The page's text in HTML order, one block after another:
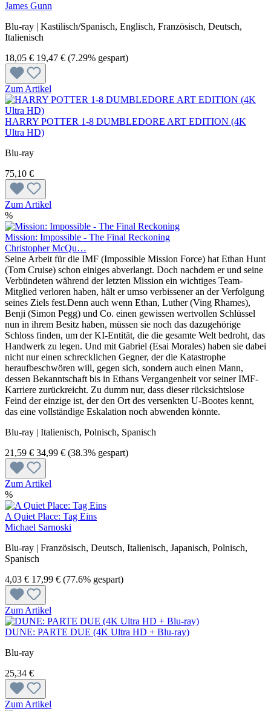
James Gunn
Blu-ray | Kastilisch/Spanisch, Englisch, Französisch, Deutsch,
Italienisch
18,05 € 19,47 € (7.29% gespart)
Zum Artikel
HARRY POTTER 1-8 DUMBLEDORE ART EDITION (4K
Ultra HD)
Blu-ray
75,10 €
Zum Artikel
%
Mission: Impossible - The Final Reckoning
Christopher McQu…
Seine Arbeit für die IMF (Impossible Mission Force) hat Ethan Hunt
(Tom Cruise) schon einiges abverlangt. Doch nachdem er und seine
Verbündeten während der letzten Mission ein wichtiges Team-
Mitglied verloren haben, hält er umso verbissener an der Verfolgung
seines Ziels fest.Denn auch wenn Ethan, Luther (Ving Rhames),
Benji (Simon Pegg) und Co. einen gewissen wertvollen Schlüssel
nun in ihrem Besitz haben, müssen sie noch das dazugehörige
Schloss finden, um der KI-Entität, die die gesamte Welt bedroht, das
Handwerk zu legen. Und mit Gabriel (Esai Morales) haben sie dabei
nicht nur einen schrecklichen Gegner, der die Katastrophe
heraufbeschwören will, gegen sich, sondern auch einen Mann,
dessen Bekanntschaft bis in Ethans Vergangenheit vor seiner IMF-
Karriere zurückreicht. Zu dumm nur, dass dieser rücksichtslose
Feind der einzige ist, der den Ort des versenkten U-Bootes kennt,
das eine vollständige Eskalation noch abwenden könnte.
Blu-ray | Italienisch, Polnisch, Spanisch
21,59 € 34,99 € (38.3% gespart)
Zum Artikel
%
A Quiet Place: Tag Eins
Michael Sarnoski
Blu-ray | Französisch, Deutsch, Italienisch, Japanisch, Polnisch,
Spanisch
4,03 € 17,99 € (77.6% gespart)
Zum Artikel
DUNE: PARTE DUE (4K Ultra HD + Blu-ray)
Blu-ray
25,34 €
Zum Artikel